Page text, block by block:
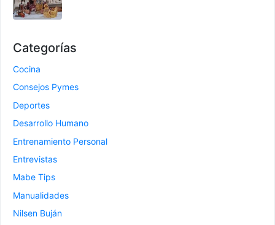
Categorías
Cocina
Consejos Pymes
Deportes
Desarrollo Humano
Entrenamiento Personal
Entrevistas
Mabe Tips
Manualidades
Nilsen Buján